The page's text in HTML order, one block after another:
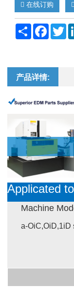
在线订购
Share
产品详情:
Applicated
Machine
a-OiC,OiD,1iD